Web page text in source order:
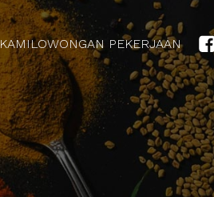
LOWONGAN PEKERJAAN